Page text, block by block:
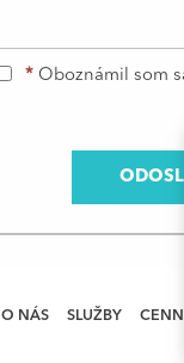
*Oboznámil som
O NÁS SLUŽBY